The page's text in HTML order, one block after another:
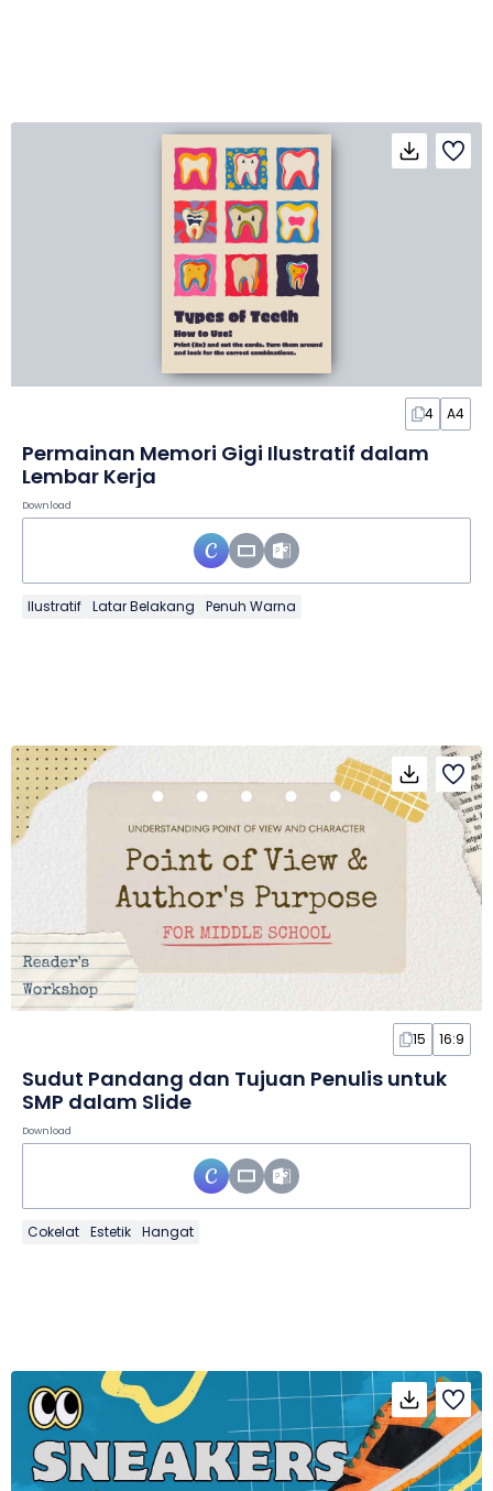
4 A4
Permainan Memori Gigi Ilustratif dalam
Lembar Kerja
Download
Ilustratif Latar Belakang Penuh Warna
15 16:9
Sudut Pandang dan Tujuan Penulis untuk
SMP dalam Slide
Download
Cokelat Estetik Hangat